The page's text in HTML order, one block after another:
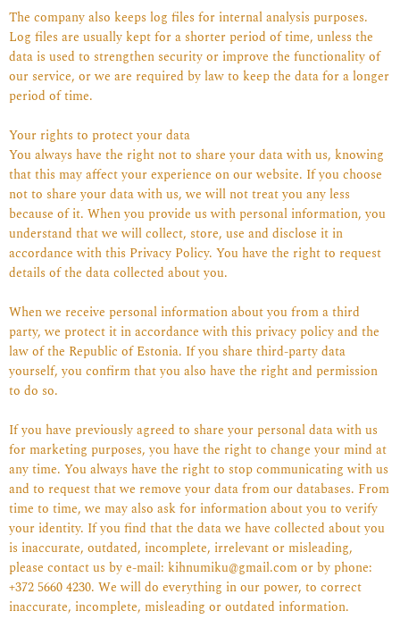
The company also keeps log files for internal analysis purposes.
Log files are usually kept for a shorter period of time, unless the
data is used to strengthen security or improve the functionality of
our service, or we are required by law to keep the data for a longer
period of time.
Your rights to protect your data
You always have the right not to share your data with us, knowing
that this may affect your experience on our website. If you choose
not to share your data with us, we will not treat you any less
because of it. When you provide us with personal information, you
understand that we will collect, store, use and disclose it in
accordance with this Privacy Policy. You have the right to request
details of the data collected about you.
When we receive personal information about you from a third
party, we protect it in accordance with this privacy policy and the
law of the Republic of Estonia. If you share third-party data
yourself, you confirm that you also have the right and permission
to do so.
If you have previously agreed to share your personal data with us
for marketing purposes, you have the right to change your mind at
any time. You always have the right to stop communicating with us
and to request that we remove your data from our databases. From
time to time, we may also ask for information about you to verify
your identity. If you find that the data we have collected about you
is inaccurate, outdated, incomplete, irrelevant or misleading,
please contact us by e-mail: kihnumiku@gmail.com or by phone:
+372 5660 4230. We will do everything in our power, to correct
inaccurate, incomplete, misleading or outdated information.